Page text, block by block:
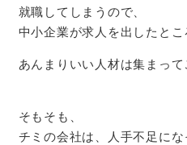
就職してしまうので、
中小企業が求人を出したとこ
あんまりいい人材は集まって
そもそも、
チミの会社は、人手不足にな